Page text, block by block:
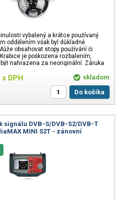
vybalený a krátce používaný.
oddělením však byl důkladně
obsahovat stopy používání či
je poškozena rozbalením,
nahrazena za neoriginální. Záruka
s DPH
skladom
Do košíka
signálu DVB-S/DVB-S2/DVB-T
MINI S2T - zánovní